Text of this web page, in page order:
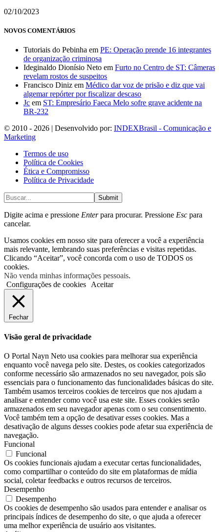
02/10/2023
NOVOS COMENTÁRIOS
Tutoriais do Pebinha em PE: Operação prende 16 integrantes
de organização criminosa
Ideginaldo Dionísio Neto em Furto no Centro de ST: Câmeras
revelam rostos de suspeitos
Francisco Diniz em Médico dar voz de prisão e diz que vai
algemar repórter por fiscalizar descaso
Jc em ST: Empresário Faeca Melo sofre grave acidente na
BR-232
© 2010 - 2026 | Desenvolvido por: INDEXBrasil - Comunicação e
Marketing
Termos de uso
Política de Cookies
Ética e Compromisso
Política de Privacidade
Submit
Digite acima e pressione Enterpara procurar. Pressione Esc para
cancelar.
Usamos cookies em nosso site para oferecer a você a experiência
mais relevante, lembrando suas preferências e visitas repetidas.
Clicando “Aceitar”, você concorda com o uso de TODOS os
cookies.
Não venda minhas informações pessoais.
Configurações de cookies
Aceitar
Fechar
Visão geral de privacidade
O Portal Nayn Neto usa cookies para melhorar sua experiência
enquanto você navega pelo site. Destes, os cookies categorizados
conforme necessário são armazenados no seu navegador, pois são
essenciais para o funcionamento das funcionalidades básicas do site.
Também usamos terceiros cookies de terceiros que nos ajudam a
analisar e entender como você usa este site. Esses cookies serão
armazenados em seu navegador apenas com o seu consentimento.
Você também tem a opção de desativar esses cookies. Mas a
desativação de alguns desses cookies pode afetar sua experiência de
navegação.
Funcional
Funcional
Os cookies funcionais ajudam a executar certas funcionalidades,
como compartilhar o conteúdo do site em plataformas de mídia
social, coletar feedbacks e outros recursos de terceiros.
Desempenho
Desempenho
Os cookies de desempenho são usados ​​para entender e analisar os
principais índices de desempenho do site, o que ajuda a oferecer
uma melhor experiência de usuário aos visitantes.